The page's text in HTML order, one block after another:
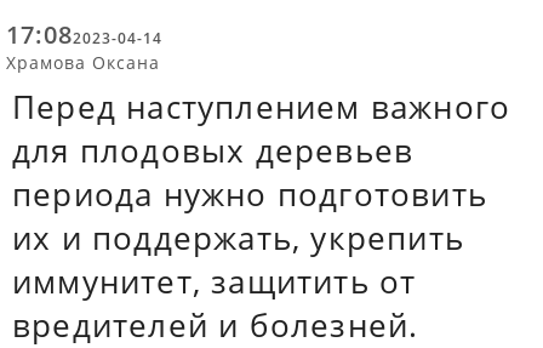
17:082023-04-14
Храмова Оксана
Перед наступлением важного
для плодовых деревьев
периода нужно подготовить
их и поддержать, укрепить
иммунитет, защитить от
вредителей и болезней.